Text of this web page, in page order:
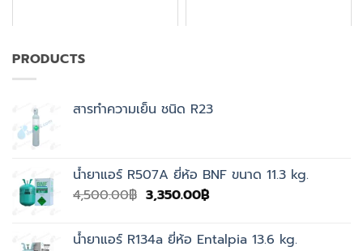
PRODUCTS
สารทำความเย็น ชนิด R23
น้ำยาแอร์ R507A ยี่ห้อ BNF ขนาด 11.3 kg.
4,500.00฿ Original
4,500.00฿.
3,350.00฿Current
3,350.00฿.
น้ำยาแอร์ R134a ยี่ห้อ Entalpia 13.6 kg.